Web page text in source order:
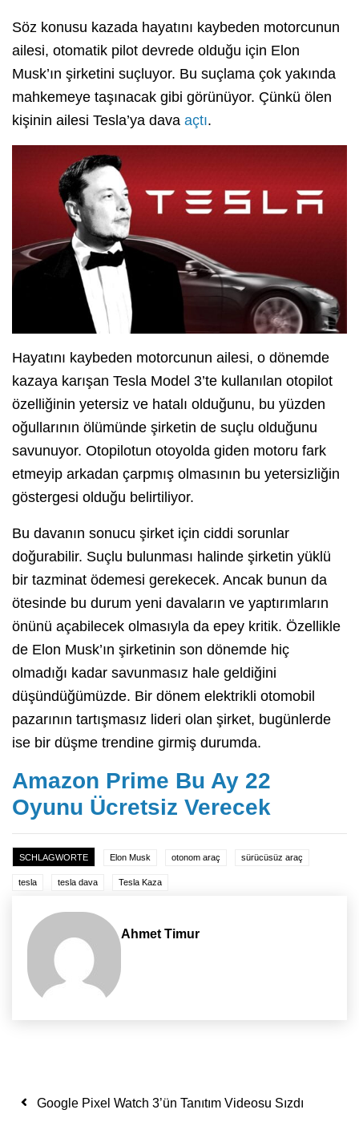
Söz konusu kazada hayatını kaybeden motorcunun
ailesi, otomatik pilot devrede olduğu için Elon
Musk’ın şirketini suçluyor. Bu suçlama çok yakında
mahkemeye taşınacak gibi görünüyor. Çünkü ölen
kişinin ailesi Tesla’ya dava açtı.
Hayatını kaybeden motorcunun ailesi, o dönemde
kazaya karışan Tesla Model 3’te kullanılan otopilot
özelliğinin yetersiz ve hatalı olduğunu, bu yüzden
oğullarının ölümünde şirketin de suçlu olduğunu
savunuyor. Otopilotun otoyolda giden motoru fark
etmeyip arkadan çarpmış olmasının bu yetersizliğin
göstergesi olduğu belirtiliyor.
Bu davanın sonucu şirket için ciddi sorunlar
doğurabilir. Suçlu bulunması halinde şirketin yüklü
bir tazminat ödemesi gerekecek. Ancak bunun da
ötesinde bu durum yeni davaların ve yaptırımların
önünü açabilecek olmasıyla da epey kritik. Özellikle
de Elon Musk’ın şirketinin son dönemde hiç
olmadığı kadar savunmasız hale geldiğini
düşündüğümüzde. Bir dönem elektrikli otomobil
pazarının tartışmasız lideri olan şirket, bugünlerde
ise bir düşme trendine girmiş durumda.
Amazon Prime Bu Ay 22
Oyunu Ücretsiz Verecek
SCHLAGWORTE Elon Musk otonom araç sürücüsüz araç
tesla tesla dava Tesla Kaza
Ahmet Timur
Yazı dolaşımı
Google Pixel Watch 3’ün Tanıtım Videosu Sızdı